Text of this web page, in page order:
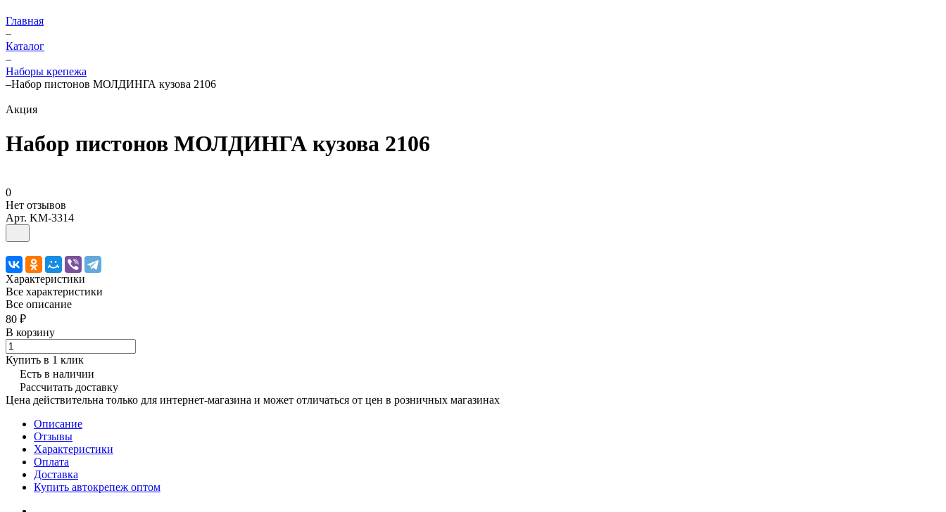
Главная
–
Каталог
–
Наборы крепежа
–Набор пистонов МОЛДИНГА кузова 2106
Акция
Набор пистонов МОЛДИНГА кузова 2106
0
Нет отзывов
Арт. KM-3314
Характеристики
Все характеристики
Все описание
80 ₽
В корзину
Купить в 1 клик
Есть в наличии
Рассчитать доставку
Цена действительна только для интернет-магазина и может отличаться от цен в розничных магазинах
Описание
Отзывы
Характеристики
Оплата
Доставка
Купить автокрепеж оптом